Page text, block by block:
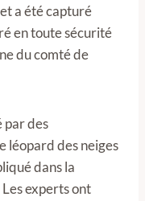
a été capturé
en toute sécurité
du comté de
par des
léopard des neiges
dans la
experts ont